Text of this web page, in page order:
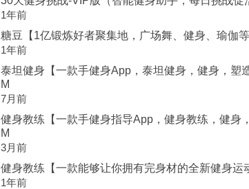
1年前
糖豆【1亿锻炼好者聚集地，广场舞、健身、瑜伽
1年前
泰坦健身【一款手健身App，泰坦健身，健身，塑
M
7月前
健身教练【一款手健身指导App，健身教练，健身
M
3月前
健身教练【一款能够让你拥有完身材的全新健身运
1年前